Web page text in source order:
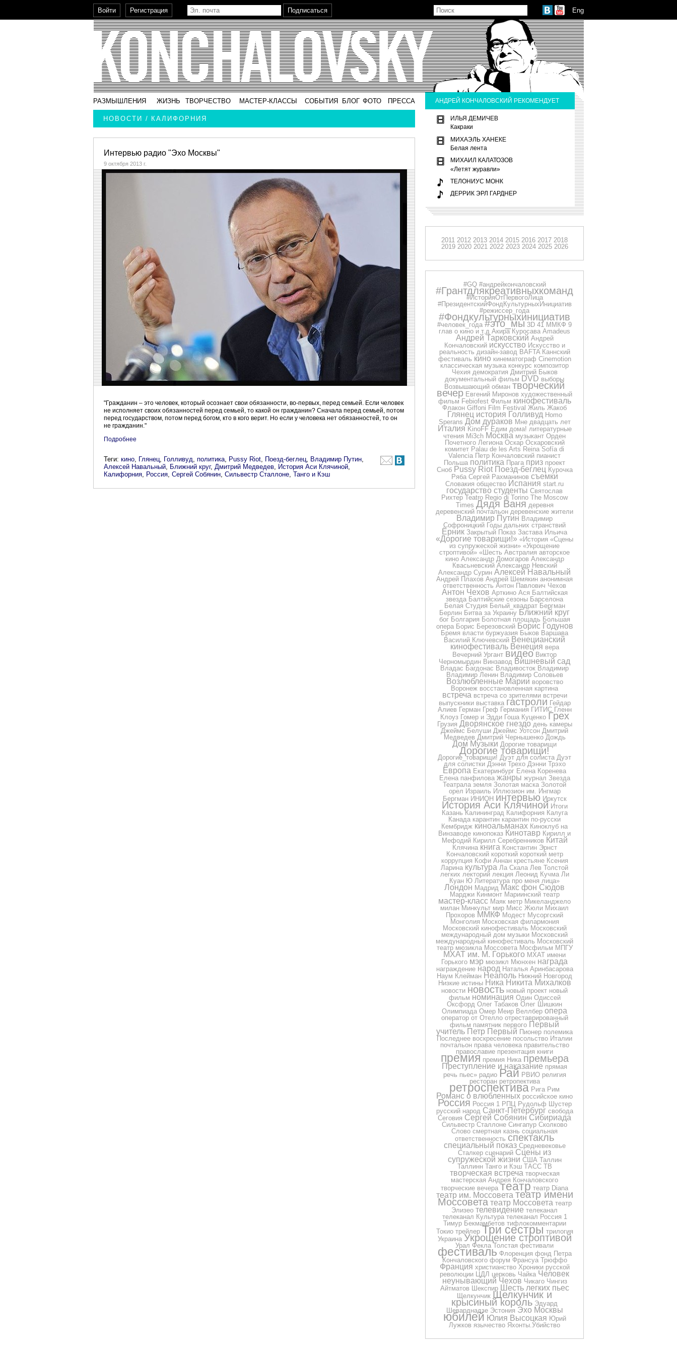
Eng
РАЗМЫШЛЕНИЯ ЖИЗНЬ ТВОРЧЕСТВО МАСТЕР-КЛАССЫ СОБЫТИЯ БЛОГ ФОТО ПРЕССА
НОВОСТИ / КАЛИФОРНИЯ
Интервью радио "Эхо Москвы"
9 октября 2013 г.
"Гражданин – это человек, который осознает свои обязанности, во-первых, перед семьей. Если человек
не исполняет своих обязанностей перед семьей, то какой он гражданин? Сначала перед семьей, потом
перед государством, потом перед богом, кто в кого верит. Но если у человека нет обязанностей, то он
не гражданин."
Подробнее
Теги: кино, Глянец, Голливуд, политика, Pussy Riot, Поезд-беглец, Владимир Путин,
Алексей Навальный, Ближний круг, Дмитрий Медведев, История Аси Клячиной,
Калифорния, Россия, Сергей Собянин, Сильвестр Сталлоне, Танго и Кэш
АНДРЕЙ КОНЧАЛОВСКИЙ РЕКОМЕНДУЕТ
ИЛЬЯ ДЕМИЧЕВ
Какраки
МИХАЭЛЬ ХАНЕКЕ
Белая лента
МИХАИЛ КАЛАТОЗОВ
«Летят журавли»
ТЕЛОНИУС МОНК
ДЕРРИК ЭРЛ ГАРДНЕР
2011 2012 2013 2014 2015 2016 2017 2018
2019 2020 2021 2022 2023 2024 2025 2026
#GQ #андрейкончаловский
#Грантдлякреативныхкоманд
#ИсторияОтПервогоЛица
#ПрезидентскийФондКультурныхИнициатив
#режиссер_года
#Фондкультурныхинициатив
#человек_года #это_мы 3D 41 ММКФ 9
глав о кино и т.д Акира Куросава Amadeus
Андрей Тарковский Андрей
Кончаловский искусство Искусство и
реальность дизайн-завод BAFTA Каннский
фестиваль кино кинематограф Cinemotion
классическая музыка конкурс композитор
Чехия демократия Дмитрий Быков
документальный фильм DVD выборы
Возвышающий обман творческий
вечер Евгений Миронов художественный
фильм Febiofest Фильм кинофестиваль
Флакон Giffoni Film Festival Жиль Жакоб
Глянец история Голливуд Homo
Sperans Дом дураков Мне двадцать лет
Италия KinoFF Едим дома! литературные
чтения Mi3ch Москва музыкант Орден
Почетного Легиона Оскар Оскаровский
комитет Palau de les Arts Reina Sofía di
Valencia Петр Кончаловский пианист
Польша политика Прага приз проект
Сноб Pussy Riot Поезд-беглец Курочка
Ряба Сергей Рахманинов съемки
Словакия общество Испания start.ru
государство студенты Святослав
Рихтер Teatro Regio di Torino The Moscow
Times Дядя Ваня деревня
деревенский почтальон деревенские жители
Владимир Путин Владимир
Софроницкий Годы дальних странствий
Ёрник Закрытый Показ Застава Ильича
«Дорогие товарищи!» «История «Сцены
из супружеской жизни» «Укрощение
строптивой» «Шесть Австралия авторское
кино Александр Домогаров Александр
Квасьневский Александр Невский
Александр Сурин Алексей Навальный
Андрей Плахов Андрей Шемякин анонимная
ответственность Антон Павлович Чехов
Антон Чехов Арткино Ася Балтийская
звезда Балтийские сезоны Барселона
Белая Студия Белый_квадрат Бергман
Берлин Битва за Украину Ближний круг
бог Болгария Болотная площадь Большая
опера Борис Березовский Борис Годунов
Бремя власти буржуазия Быков Варшава
Василий Ключевский Венецианский
кинофестиваль Венеция вера
Вечерний Ургант видео Виктор
Черномырдин Винзавод Вишневый сад
Владас Багдонас Владивосток Владимир
Владимир Ленин Владимир Соловьев
Возлюбленные Марии воровство
Воронеж восстановленная картина
встреча встреча со зрителями встречи
выпускники выставка гастроли Гейдар
Алиев Герман Греф Германия ГИТИС Гленн
Клоуз Гомер и Эдди Гоша Куценко Грех
Грузия Дворянское гнездо день камеры
Джеймс Белуши Джеймс Уотсон Дмитрий
Медведев Дмитрий Чернышенко Дождь
Дом Музыки Дорогие товарищи
Дорогие товарищи!
Дорогие_товарищи! Дуэт для солиста Дуэт
для солистки Дэнни Трехо Дэнни Трэхо
Европа Екатеринбург Елена Коренева
Елена панфилова жанры журнал Звезда
Театрала земля Золотая маска Золотой
орел Израиль Иллюзион им. Ингмар
Бергман ИНИОН интервью Иркутск
История Аси Клячиной Итоги
Казань Калининград Калифорния Калуга
Канада карантин карантин по-русски
Кембридж киноальманах Киноклуб на
Винзаводе кинопоказ Кинотавр Кирилл и
Мефодий Кирилл Серебренников Китай
Клячина книга Константин Эрнст
Кончаловский короткий короткий метр
коррупция Кофи Аннан крестьяне Ксения
Ларина культура Ла Скала Лев Толстой
легких лекторий лекция Леонид Кучма Ли
Куан Ю Литература про меня лица»
Лондон Мадрид Макс фон Сюдов
Марджи Кинмонт Мариинский театр
мастер-класс Маяк метр Микеланджело
милан Минкульт мир Мисс Жюли Михаил
Прохоров ММКФ Модест Мусоргский
Монголия Московская филармония
Московский кинофестиваль Московский
международный дом музыки Московский
международный кинофестиваль Московский
театр мюзикла Моссовета Мосфильм МПГУ
МХАТ им. М. Горького МХАТ имени
Горького мэр мюзикл Мюнхен награда
награждение народ Наталья Аринбасарова
Наум Клейман Неаполь Нижний Новгород
Низкие истины Ника Никита Михалков
новости новость новый проект новый
фильм номинация Один Одиссей
Оксфорд Олег Табаков Олег Шишкин
Олимпиада Омер Меир Веллбер опера
оператор от Отелло отреставрированный
фильм памятник первого Первый
учитель Петр Первый Пионер полемика
Последнее воскресение посольство Италии
почтальон права человека правительство
православие презентация книги
премия премия Ника премьера
Преступление и наказание прямая
речь пьес» радио Рай РВИО религия
ресторан ретропектива
ретроспектива Рига Рим
Романс о влюбленных российское кино
Россия Россия 1 РПЦ Рудольф Шустер
русский народ Санкт-Петербург свобода
Сеговия Сергей Собянин Сибириада
Сильвестр Сталлоне Сингапур Сколково
Слово смертная казнь социальная
ответственность спектакль
специальный показ Средневековье
Сталкер сценарий Сцены из
супружеской жизни США Таллин
Таллинн Танго и Кэш ТАСС ТВ
творческая встреча творческая
мастерская Андрея Кончаловского
творческие вечера театр театр Diana
театр им. Моссовета театр имени
Моссовета театр Моссовета театр
Элизео телевидение телеканал
телеканал Культура телеканал Россия 1
Тимур Бекмамбетов тифлокомментарии
Токио трейлер Три сестры трилогия
Украина Укрощение строптивой
Урал Фекла Толстая фестивали
фестиваль Флоренция фонд Петра
Кончаловского форум Франсуа Трюффо
Франция христианство Хроники русской
революции ЦДЛ церковь Чайка Человек
неунывающий Чехов Чикаго Чингиз
Айтматов Шекспир Шесть легких пьес
Щелкунчик Щелкунчик и
крысиный король Эдуард
Шеварднадзе Эстония Эхо Москвы
юбилей Юлия Высоцкая Юрий
Лужков язычество Яхонты.Убийство